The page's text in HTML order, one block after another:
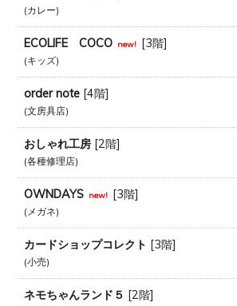
カレー
ECOLIFE COCO new! [3階]
キッズ
order note [4階]
文房具店
おしゃれ工房 [2階]
各種修理店
OWNDAYS new! [3階]
メガネ
カードショップコレクト [3階]
小売
ネモちゃんランド５ [2階]